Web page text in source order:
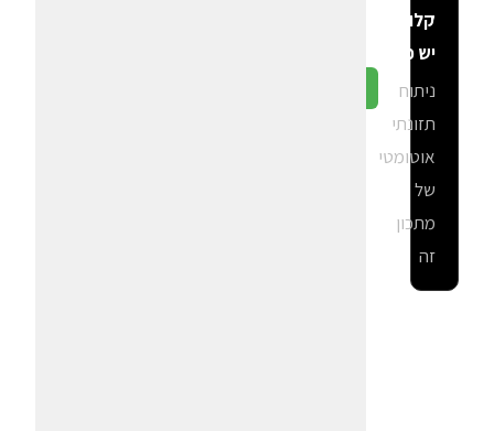
קלוריות
יש פה?
ניתוח
תזונתי
אוטומטי
של
מתכון
זה